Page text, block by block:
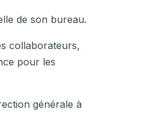
de son bureau.
collaborateurs,
pour les
générale à